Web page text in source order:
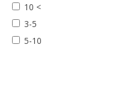
10 <
3-5
5-10